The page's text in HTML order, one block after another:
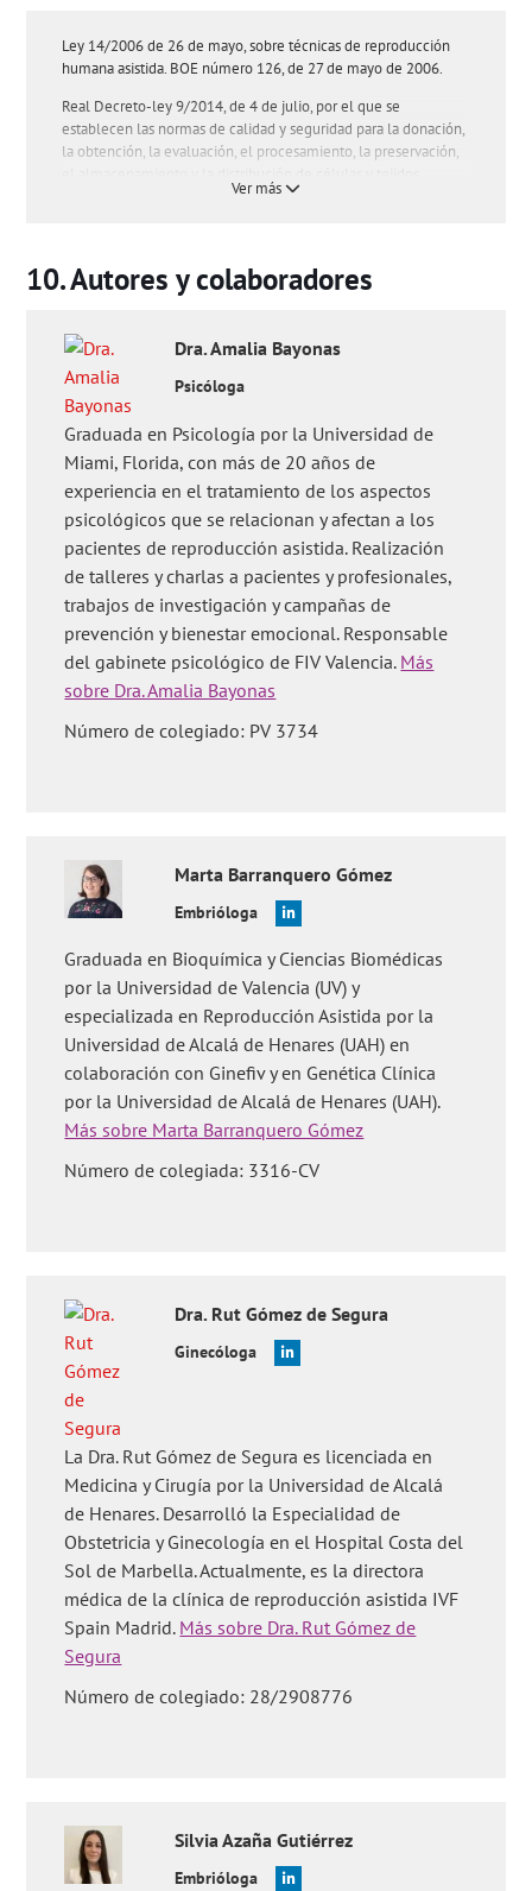
Ley 14/2006 de 26 de mayo, sobre técnicas de reproducción
humana asistida. BOE número 126, de 27 de mayo de 2006.
Real Decreto-ley 9/2014, de 4 de julio, por el que se
establecen las normas de calidad y seguridad para la donación,
la obtención, la evaluación, el procesamiento, la preservación,
humanos y se aprueban las normas de coordinación y
Preguntas de los usuarios: '¿Qué pasos debe seguir una mujer
para donar óvulos?'
control psicológico para los donantes de gametos?'
pruebas se les hacen a los donantes de gametos?'
Ver más
Autores y colaboradores
Dra.Amalia Bayonas
Psicóloga
Graduada en Psicología por la Universidad de
Miami, Florida, con más de 20 años de
experiencia en el tratamiento de los aspectos
psicológicos que se relacionan y afectan a los
pacientes de reproducción asistida. Realización
de talleres y charlas a pacientes y profesionales,
trabajos de investigación y campañas de
prevención y bienestar emocional. Responsable
del gabinete psicológico de FIV Valencia. Más
sobre Dra. Amalia Bayonas
Número de colegiado: PV 3734
Marta Barranquero Gómez
Embrióloga
Graduada en Bioquímica y Ciencias Biomédicas
por la Universidad de Valencia (UV) y
especializada en Reproducción Asistida por la
Universidad de Alcalá de Henares (UAH) en
colaboración con Ginefiv y en Genética Clínica
por la Universidad de Alcalá de Henares (UAH).
Más sobre Marta Barranquero Gómez
Número de colegiada: 3316-CV
Dra. Rut Gómez de Segura
Ginecóloga
La Dra. Rut Gómez de Segura es licenciada en
Medicina y Cirugía por la Universidad de Alcalá
de Henares. Desarrolló la Especialidad de
Obstetricia y Ginecología en el Hospital Costa del
Sol de Marbella. Actualmente, es la directora
médica de la clínica de reproducción asistida IVF
Spain Madrid. Más sobre Dra. Rut Gómez de
Segura
Número de colegiado: 28/2908776
Silvia Azaña Gutiérrez
Embrióloga